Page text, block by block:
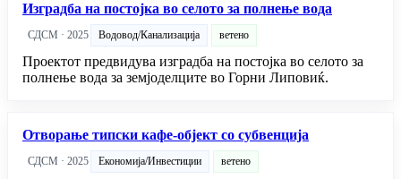
Изградба на постојка во селото за полнење вода
СДСМ · 2025 Водовод/Канализација ветено
Проектот предвидува изградба на постојка во селото за
полнење вода за земјоделците во Горни Липовиќ.
Отворање типски кафе-објект со субвенција
СДСМ · 2025 Економија/Инвестиции ветено